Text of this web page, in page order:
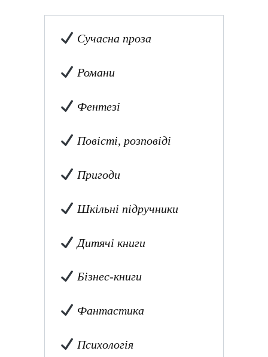
Сучасна проза
Романи
Фентезі
Повісті, розповіді
Пригоди
Шкільні підручники
Дитячі книги
Бізнес-книги
Фантастика
Психологія